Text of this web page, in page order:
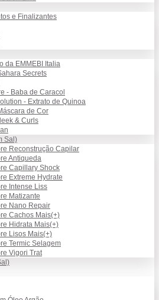
e Finalizantes
da EMMEBI Italia
Secrets
- Baba de Caracol
- Extrato de Quinoa
de Cor
& Curls
Sal)
Reconstrução Capilar
Antiqueda
Capillary Shock
Extreme Hydrate
Intense Liss
Matizante
Nano Repair
Cachos Mais(+)
Hidrata Mais(+)
Lisos Mais(+)
Termic Selagem
Vigori Trat